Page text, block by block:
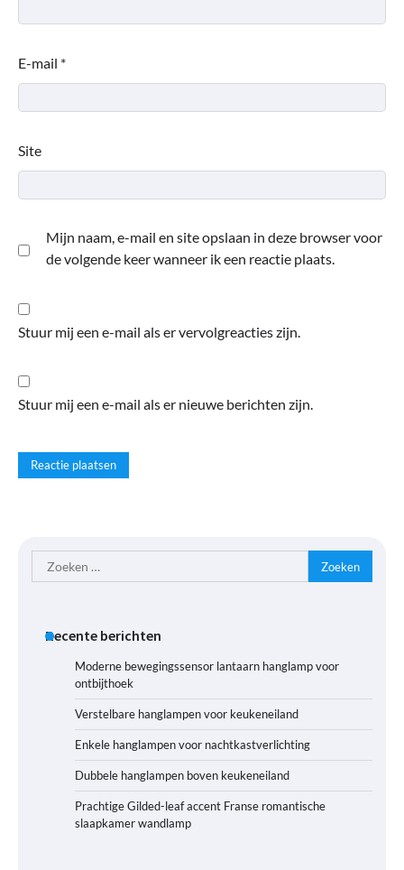
E-mail *
Site
Mijn naam, e-mail en site opslaan in deze browser voor
de volgende keer wanneer ik een reactie plaats.
Stuur mij een e-mail als er vervolgreacties zijn.
Stuur mij een e-mail als er nieuwe berichten zijn.
Zoeken
naar:
Recente berichten
Moderne bewegingssensor lantaarn hanglamp voor
ontbijthoek
Verstelbare hanglampen voor keukeneiland
Enkele hanglampen voor nachtkastverlichting
Dubbele hanglampen boven keukeneiland
Prachtige Gilded-leaf accent Franse romantische
slaapkamer wandlamp